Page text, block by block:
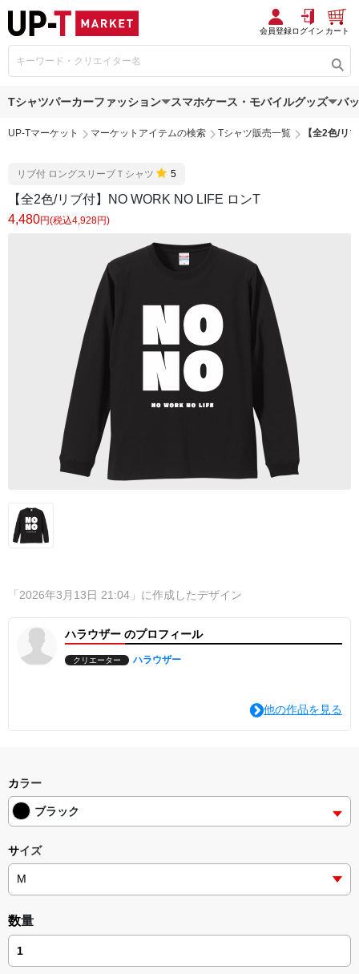
会員登録ログイン カート
Tシャツパーカーファッション スマホケース・モバイルグッズ バ
UP-Tマーケット マーケットアイテムの検索 Tシャツ販売一覧 【全2色/リ
リブ付 ロングスリーブＴシャツ 5
【全2色/リブ付】NO WORK NO LIFE ロンT
4,480円(税込4,928円)
「2026年3月13日 21:04」に作成したデザイン
ハラウザー のプロフィール
クリエーター ハラウザー
他の作品を見る
カラー
ブラック
サイズ
数量